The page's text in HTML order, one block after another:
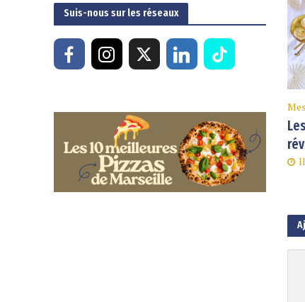
Suis-nous sur les réseaux